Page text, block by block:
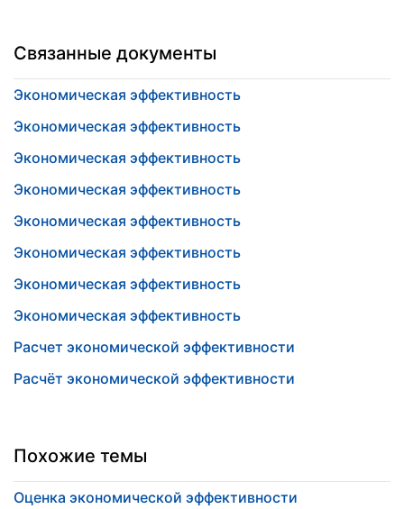
Связанные документы
Экономическая эффективность
Экономическая эффективность
Экономическая эффективность
Экономическая эффективность
Экономическая эффективность
Экономическая эффективность
Экономическая эффективность
Экономическая эффективность
Расчет экономической эффективности
Расчёт экономической эффективности
Похожие темы
Оценка экономической эффективности